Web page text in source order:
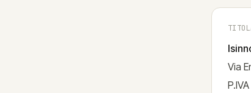
Via